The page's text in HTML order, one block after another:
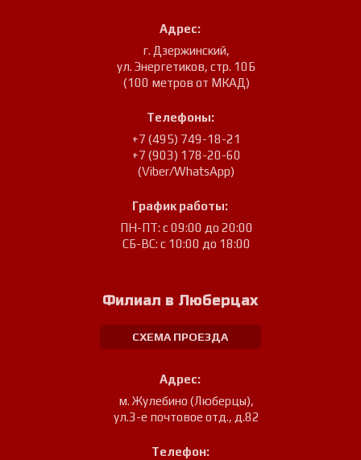
Адрес:
г. Дзержинский,
ул. Энергетиков, стр. 10Б
(100 метров от МКАД)
Телефоны:
+7 (495) 749-18-21
+7 (903) 178-20-60
(Viber/WhatsApp)
График работы:
ПН-ПТ: с 09:00 до 20:00
СБ-ВС: с 10:00 до 18:00
Филиал в Люберцах
СХЕМА ПРОЕЗДА
Адрес:
м. Жулебино (Люберцы),
ул.3-е почтовое отд., д.82
Телефон: